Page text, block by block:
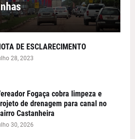
DE ESCLARECIMENTO
28, 2023
Fogaça cobra limpeza e
de drenagem para canal no
Castanheira
30, 2026